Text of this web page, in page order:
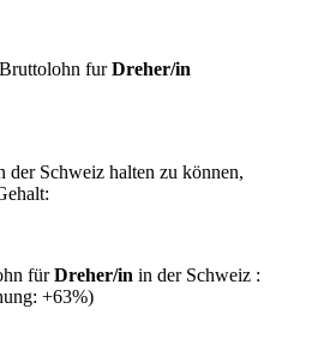
furDreher/in
der Schweiz halten zu können,
fürDreher/in in der Schweiz :
+63%)